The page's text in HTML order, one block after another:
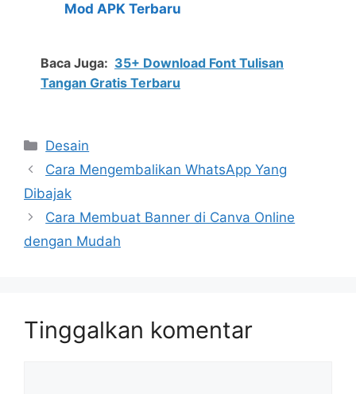
Mod APK Terbaru
Baca Juga: 35+ Download Font Tulisan
Tangan Gratis Terbaru
Kategori
Desain
Cara Mengembalikan WhatsApp Yang
Dibajak
Cara Membuat Banner di Canva Online
dengan Mudah
Tinggalkan komentar